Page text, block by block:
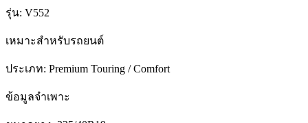
รุ่น: V552
เหมาะสำหรับรถยนต์
ประเภท: Premium Touring / Comfort
ข้อมูลจำเพาะ